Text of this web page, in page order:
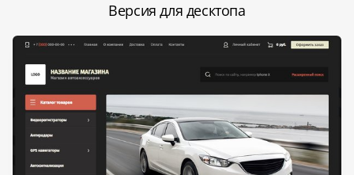
Версия для десктопа